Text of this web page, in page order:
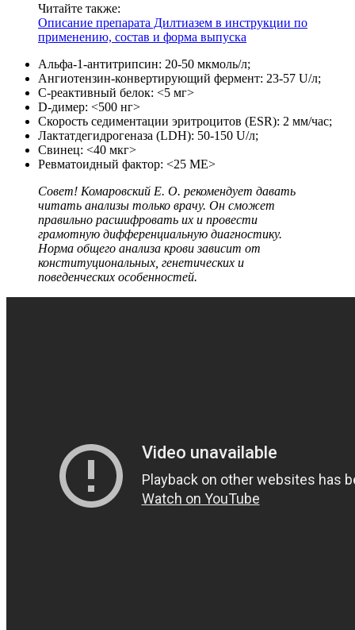
Читайте также:
Описание препарата Дилтиазем в инструкции по
применению, состав и форма выпуска
Альфа-1-антитрипсин: 20-50 мкмоль/л;
Ангиотензин-конвертирующий фермент: 23-57 U/л;
С-реактивный белок: <5 мг>
D-димер: <500 нг>
Скорость седиментации эритроцитов (ESR): 2 мм/час;
Лактатдегидрогеназа (LDH): 50-150 U/л;
Свинец: <40 мкг>
Ревматоидный фактор: <25 МЕ>
Совет! Комаровский Е. О. рекомендует давать
читать анализы только врачу. Он сможет
правильно расшифровать их и провести
грамотную дифференциальную диагностику.
Норма общего анализа крови зависит от
конституциональных, генетических и
поведенческих особенностей.